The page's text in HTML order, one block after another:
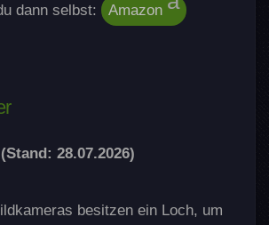
dann selbst: Amazon
28.07.2026)
besitzen ein Loch, um